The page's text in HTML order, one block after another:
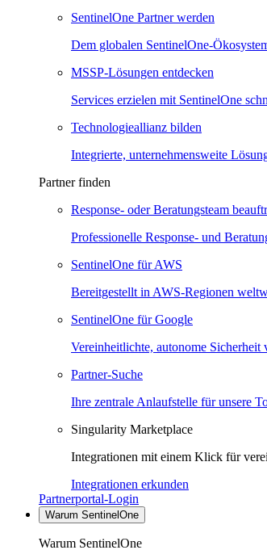
SentinelOne Partner werden
Dem globalen SentinelOne-
MSSP-Lösungen entdecken
Services erzielen mit SentinelOne
Technologieallianz bilden
Integrierte, unternehmensweite
Partner finden
Response- oder Beratungsteam
Professionelle Response- und
SentinelOne für AWS
Bereitgestellt in AWS-Regionen
SentinelOne für Google
Vereinheitlichte, autonome
Partner-Suche
Ihre zentrale Anlaufstelle für unsere
Singularity Marketplace
Integrationen mit einem Klick für
Integrationen erkunden
Partnerportal-Login
Warum SentinelOne
Warum SentinelOne